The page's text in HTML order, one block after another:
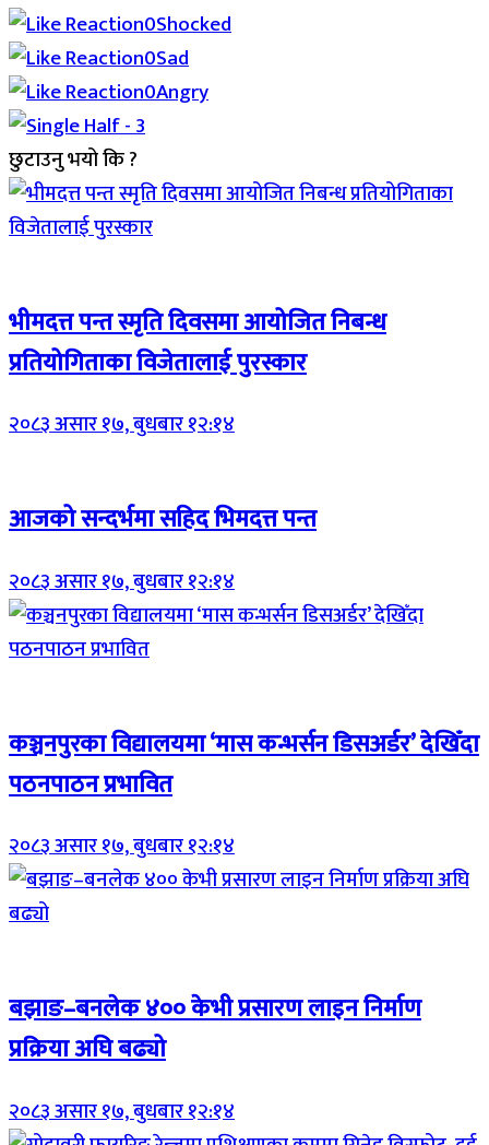
0Shocked
0Sad
0Angry
छुटाउनु भयो कि ?
भीमदत्त पन्त स्मृति दिवसमा आयोजित निबन्ध
प्रतियोगिताका विजेतालाई पुरस्कार
२०८३ असार १७, बुधबार १२:१४
आजको सन्दर्भमा सहिद भिमदत्त पन्त
२०८३ असार १७, बुधबार १२:१४
कञ्चनपुरका विद्यालयमा ‘मास कन्भर्सन डिसअर्डर’ देखिँदा
पठनपाठन प्रभावित
२०८३ असार १७, बुधबार १२:१४
बझाङ–बनलेक ४०० केभी प्रसारण लाइन निर्माण
प्रक्रिया अघि बढ्यो
२०८३ असार १७, बुधबार १२:१४